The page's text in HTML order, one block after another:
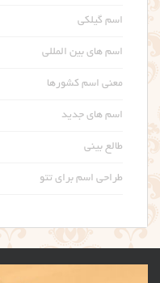
اسم گیلکی
اسم های بین المللی
معنی اسم کشورها
اسم های جدید
طالع بینی
طراحی اسم برای تتو